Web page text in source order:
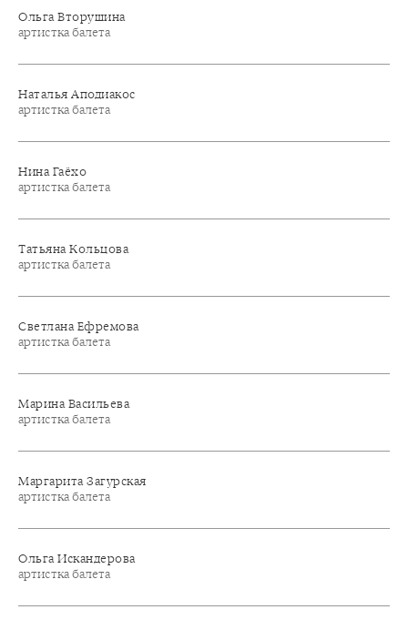
Ольга Вторушина
артистка балета
Наталья Аподиакос
артистка балета
Нина Гаёхо
артистка балета
Татьяна Кольцова
артистка балета
Светлана Ефремова
артистка балета
Марина Васильева
артистка балета
Маргарита Загурская
артистка балета
Ольга Искандерова
артистка балета